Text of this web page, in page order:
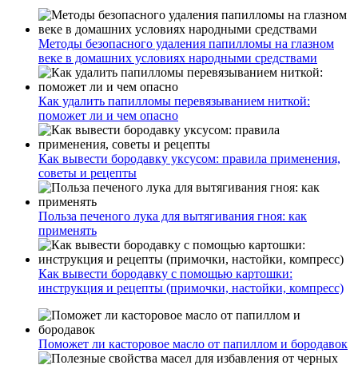
Методы безопасного удаления папилломы на глазном
веке в домашних условиях народными средствами
Как удалить папилломы перевязыванием ниткой:
поможет ли и чем опасно
Как вывести бородавку уксусом: правила применения,
советы и рецепты
Польза печеного лука для вытягивания гноя: как
применять
Как вывести бородавку с помощью картошки:
инструкция и рецепты (примочки, настойки, компресс)
Поможет ли касторовое масло от папиллом и бородавок